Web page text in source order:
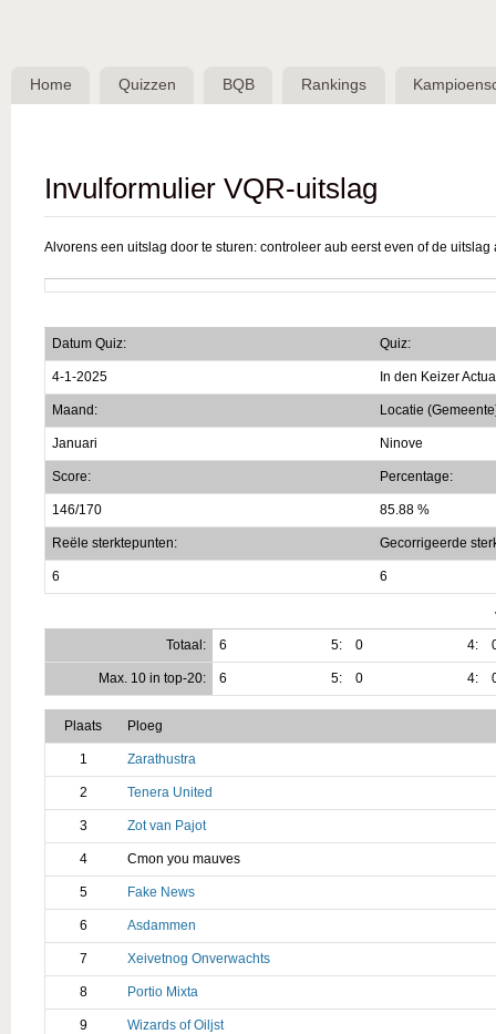
Belgische
QuizBond
Home Quizzen BQB Rankings
Invulformulier VQR-uitslag
Alvorens een uitslag door te sturen: controleer aub eerst even of de
Datum Quiz: Quiz:
4-1-2025 In den Keizer
Maand: Locatie
Januari Ninove
Score: Percentage:
146/170 85.88 %
Reële sterktepunten: Gecorrigeerde
6 6
Totaal:
6 5: 0 4:
Max. 10 in top-20: 6 5: 0 4:
Plaats Ploeg
1 Zarathustra
2 Tenera United
3 Zot van Pajot
4 Cmon you mauves
5 Fake News
6 Asdammen
7 Xeivetnog Onverwachts
8 Portio Mixta
9 Wizards of Oiljst